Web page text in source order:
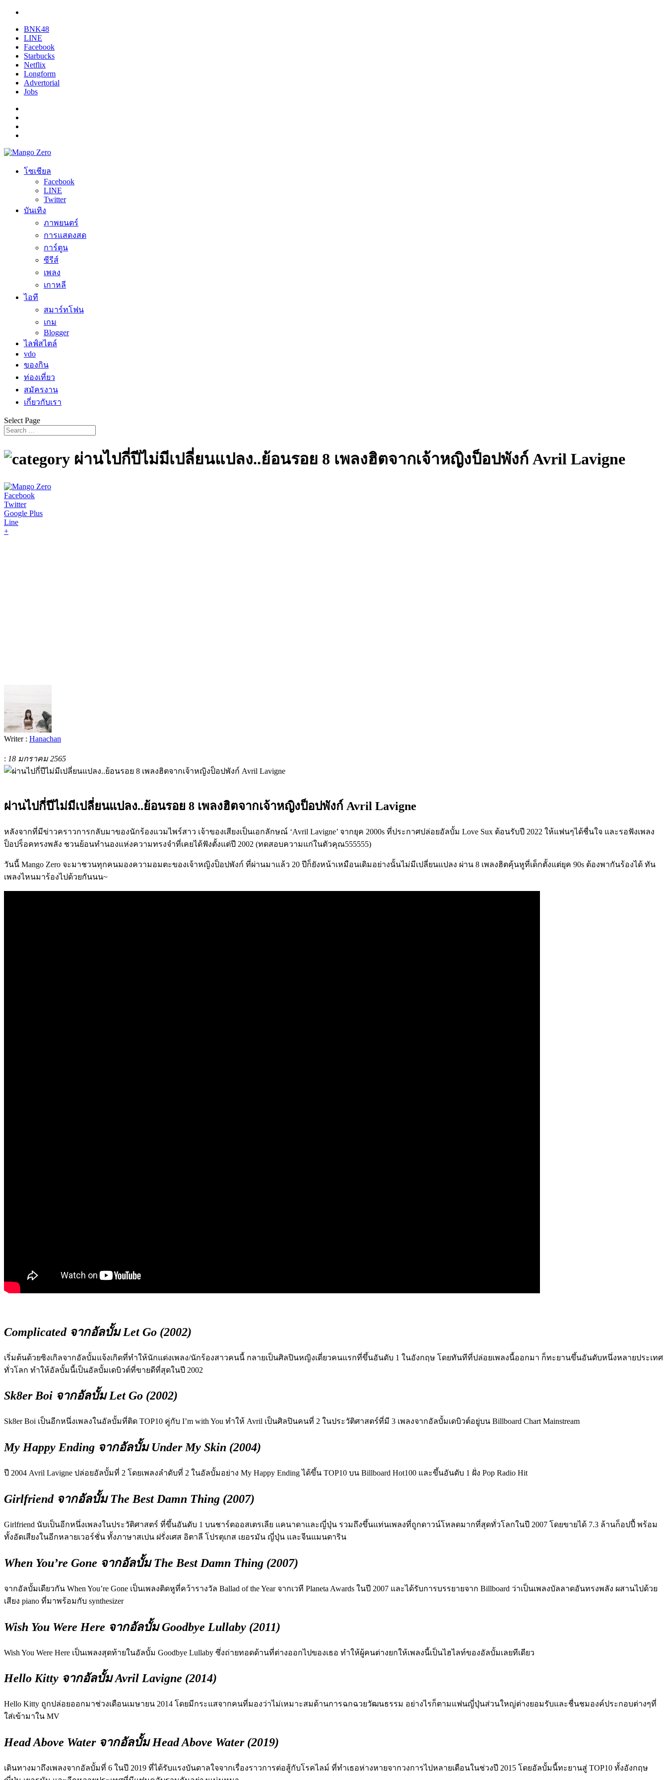
BNK48
LINE
Facebook
Starbucks
Netflix
Longform
Advertorial
Jobs
โซเชียล
Facebook
LINE
Twitter
บันเทิง
ภาพยนตร์
การแสดงสด
การ์ตูน
ซีรีส์
เพลง
เกาหลี
ไอที
สมาร์ทโฟน
เกม
Blogger
ไลฟ์สไตล์
vdo
ของกิน
ท่องเที่ยว
สมัครงาน
เกี่ยวกับเรา
Select Page
ผ่านไปกี่ปีไม่มีเปลี่ยนแปลง..ย้อนรอย 8 เพลงฮิตจากเจ้าหญิงป็อปพังก์ Avril Lavigne
Facebook
Twitter
Google Plus
Line
+
Writer : Hanachan
: 18 มกราคม 2565
ผ่านไปกี่ปีไม่มีเปลี่ยนแปลง..ย้อนรอย 8 เพลงฮิตจากเจ้าหญิงป็อปพังก์ Avril Lavigne
หลังจากที่มีข่าวคราวการกลับมาของนักร้องแวมไพร์สาว เจ้าของเสียงเป็นเอกลักษณ์ ‘Avril Lavigne’ จากยุค 2000s ที่ประกาศปล่อยอัลบั้ม Love Sux ต้อนรับปี 2022 ให้แฟนๆได้ชื่นใจ และรอฟังเพลง
ป็อปร็อคทรงพลัง ชวนย้อนทำนองแห่งความทรงจำที่เคยได้ฟังตั้งแต่ปี 2002 (ทดสอบความแก่ในตัวคุณ555555)
วันนี้ Mango Zero จะมาชวนทุกคนมองความอมตะของเจ้าหญิงป็อปพังก์ ที่ผ่านมาแล้ว 20 ปีก็ยังหน้าเหมือนเดิมอย่างนั้นไม่มีเปลี่ยนแปลง ผ่าน 8 เพลงฮิตคุ้นหูที่เด็กตั้งแต่ยุค 90s ต้องพากันร้องได้ ทัน
เพลงไหนมาร้องไปด้วยกันนน~
Complicated จากอัลบั้ม Let Go (2002)
เริ่มต้นด้วยซิงเกิลจากอัลบั้มแจ้งเกิดที่ทำให้นักแต่งเพลง/นักร้องสาวคนนี้ กลายเป็นศิลปินหญิงเดี่ยวคนแรกที่ขึ้นอันดับ 1 ในอังกฤษ โดยทันทีที่ปล่อยเพลงนี้ออกมา ก็ทะยานขึ้นอันดับหนึ่งหลายประเทศ
ทั่วโลก ทำให้อัลบั้มนี้เป็นอัลบั้มเดบิวต์ที่ขายดีที่สุดในปี 2002
Sk8er Boi จากอัลบั้ม Let Go (2002)
Sk8er Boi เป็นอีกหนึ่งเพลงในอัลบั้มที่ติด TOP10 คู่กับ I’m with You ทำให้ Avril เป็นศิลปินคนที่ 2 ในประวัติศาสตร์ที่มี 3 เพลงจากอัลบั้มเดบิวต์อยู่บน Billboard Chart Mainstream
My Happy Ending จากอัลบั้ม Under My Skin (2004)
ปี 2004 Avril Lavigne ปล่อยอัลบั้มที่ 2 โดยเพลงลำดับที่ 2 ในอัลบั้มอย่าง My Happy Ending ได้ขึ้น TOP10 บน Billboard Hot100 และขึ้นอันดับ 1 ฝั่ง Pop Radio Hit
Girlfriend จากอัลบั้ม The Best Damn Thing (2007)
Girlfriend นับเป็นอีกหนึ่งเพลงในประวัติศาสตร์ ที่ขึ้นอันดับ 1 บนชาร์ตออสเตรเลีย แคนาดาและญี่ปุ่น รวมถึงขึ้นแท่นเพลงที่ถูกดาวน์โหลดมากที่สุดทั่วโลกในปี 2007 โดยขายได้ 7.3 ล้านก็อปปี้ พร้อม
ทั้งอัดเสียงในอีกหลายเวอร์ชั่น ทั้งภาษาสเปน ฝรั่งเศส อิตาลี โปรตุเกส เยอรมัน ญี่ปุ่น และจีนแมนดาริน
When You’re Gone จากอัลบั้ม The Best Damn Thing (2007)
จากอัลบั้มเดียวกัน When You’re Gone เป็นเพลงติดหูที่คว้ารางวัล Ballad of the Year จากเวที Planeta Awards ในปี 2007 และได้รับการบรรยายจาก Billboard ว่าเป็นเพลงบัลลาดอันทรงพลัง ผสานไปด้วย
เสียง piano ที่มาพร้อมกับ synthesizer
Wish You Were Here จากอัลบั้ม Goodbye Lullaby (2011)
Wish You Were Here เป็นเพลงสุดท้ายในอัลบั้ม Goodbye Lullaby ซึ่งถ่ายทอดด้านที่ต่างออกไปของเธอ ทำให้ผู้คนต่างยกให้เพลงนี้เป็นไฮไลท์ของอัลบั้มเลยทีเดียว
Hello Kitty จากอัลบั้ม Avril Lavigne (2014)
Hello Kitty ถูกปล่อยออกมาช่วงเดือนเมษายน 2014 โดยมีกระแสจากคนที่มองว่าไม่เหมาะสมด้านการฉกฉวยวัฒนธรรม อย่างไรก็ตามแฟนญี่ปุ่นส่วนใหญ่ต่างยอมรับและชื่นชมองค์ประกอบต่างๆที่
ใส่เข้ามาใน MV
Head Above Water จากอัลบั้ม Head Above Water (2019)
เดินทางมาถึงเพลงจากอัลบั้มที่ 6 ในปี 2019 ที่ได้รับแรงบันดาลใจจากเรื่องราวการต่อสู้กับโรคไลม์ ที่ทำเธอห่างหายจากวงการไปหลายเดือนในช่วงปี 2015 โดยอัลบั้มนี้ทะยานสู่ TOP10 ทั้งอังกฤษ